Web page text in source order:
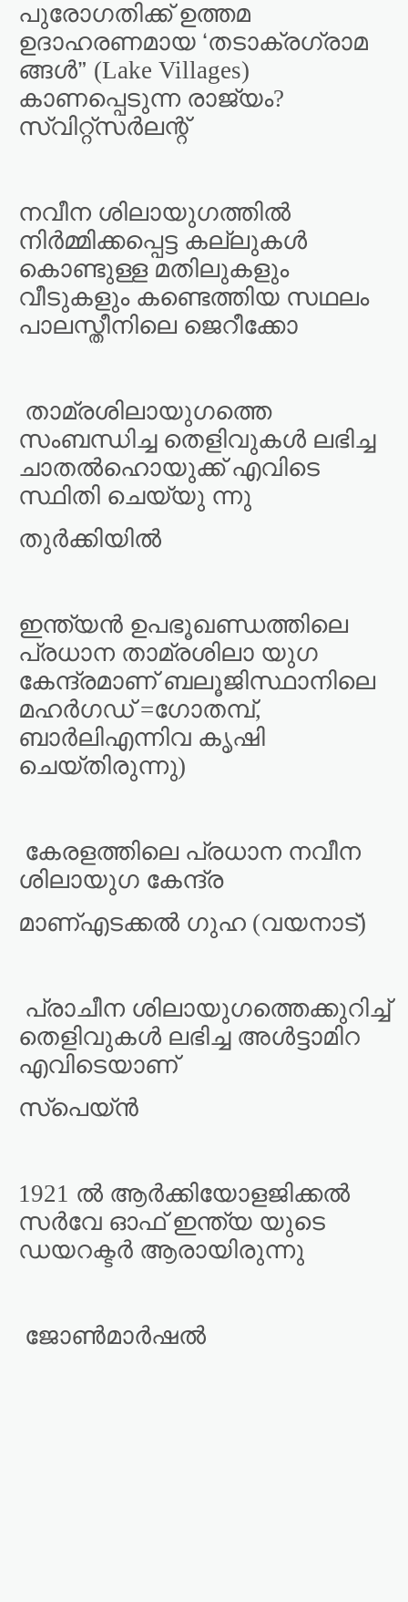
പുരോഗതിക്ക് ഉത്തമ
ഉദാഹരണമായ ‘തടാക്രഗ്രാമ
ങ്ങൾ” (Lake Villages)
കാണപ്പെടുന്ന രാജ്യം?
സ്വിറ്റ്സർലന്റ്
നവീന ശിലായുഗത്തിൽ
നിർമ്മിക്കപ്പെട്ട കല്ലുകൾ
കൊണ്ടുള്ള മതിലുകളും
വീടുകളും കണ്ടെത്തിയ സഥലം
പാലസ്തീനിലെ ജെറീക്കോ
താമ്രശിലായുഗത്തെ
സംബന്ധിച്ച തെളിവുകൾ ലഭിച്ച
ചാതൽഹൊയുക്ക് എവിടെ
സ്ഥിതി ചെയ്യു ന്നു
തുർക്കിയിൽ
ഇന്ത്യൻ ഉപഭൂഖണ്ഡത്തിലെ
പ്രധാന താമ്രശിലാ യുഗ
കേന്ദ്രമാണ് ബലൂജിസ്ഥാനിലെ
മഹർഗഡ് =ഗോതമ്പ്,
ബാർലിഎന്നിവ കൃഷി
ചെയ്തിരുന്നു)
കേരളത്തിലെ പ്രധാന നവീന
ശിലായുഗ കേന്ദ്ര
മാണ്എടക്കൽ ഗുഹ (വയനാട്)
പ്രാചീന ശിലായുഗത്തെക്കുറിച്ച്
തെളിവുകൾ ലഭിച്ച അൾട്ടാമിറ
എവിടെയാണ്
സ്പെയ്ൻ
1921 ൽ ആർക്കിയോളജിക്കൽ
സർവേ ഓഫ് ഇന്ത്യ യുടെ
ഡയറക്ടർ ആരായിരുന്നു
ജോൺമാർഷൽ